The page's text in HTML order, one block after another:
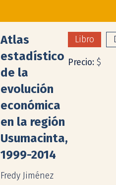
Atlas
estadístico
de la
evolución
económica
en la región
Usumacinta,
1999-2014
Fredy Jiménez
Libro
Precio: $